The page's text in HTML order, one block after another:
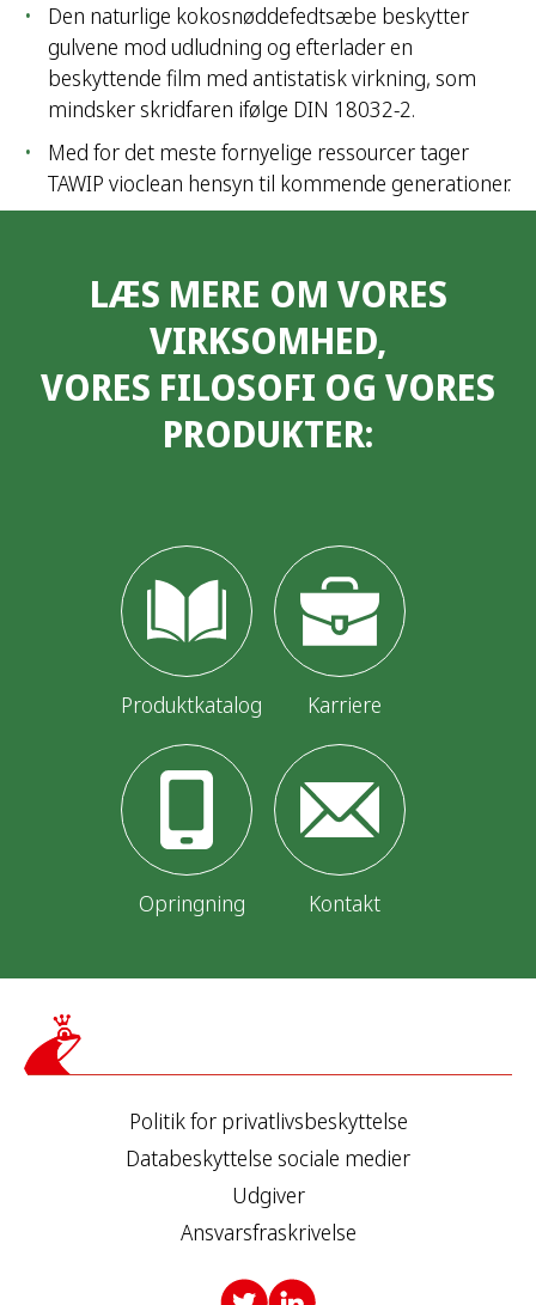
Den naturlige kokosnøddefedtsæbe beskytter
gulvene mod udludning og efterlader en
beskyttende film med antistatisk virkning, som
mindsker skridfaren ifølge DIN 18032-2.
Med for det meste fornyelige ressourcer tager
TAWIP vioclean hensyn til kommende generationer.
LÆS MERE OM VORES
VIRKSOMHED,
VORES FILOSOFI OG VORES
PRODUKTER:
Produktkatalog Karriere
Opringning Kontakt
Politik for privatlivsbeskyttelse
Databeskyttelse sociale medier
Udgiver
Ansvarsfraskrivelse